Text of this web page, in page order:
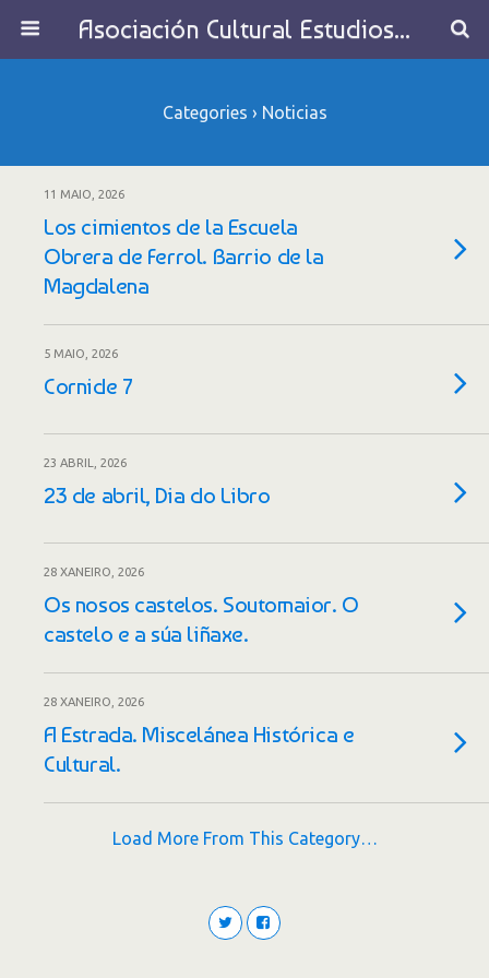
Asociación Cultural Estudios Históricos de Galicia
Categories › Noticias
11 MAIO, 2026
Los cimientos de la Escuela
Obrera de Ferrol. Barrio de la
Magdalena
5 MAIO, 2026
Cornide 7
23 ABRIL, 2026
23 de abril, Dia do Libro
28 XANEIRO, 2026
Os nosos castelos. Soutomaior. O
castelo e a súa liñaxe.
28 XANEIRO, 2026
A Estrada. Miscelánea Histórica e
Cultural.
Load More From This Category…